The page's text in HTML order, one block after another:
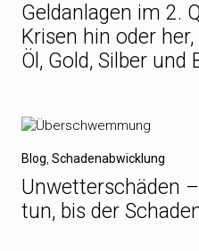
Geldanlagen im 2.
Krisen hin oder
Öl, Gold, Silber
Blog Schadenabwicklung
Unwetterschäden
tun, bis der